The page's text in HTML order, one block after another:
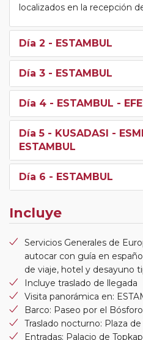
localizados en la recepción
Día 2 - ESTAMBUL
Día 3 - ESTAMBUL
Día 4 - ESTAMBUL -
Día 5 - KUSADASI -
ESTAMBUL
Día 6 - ESTAMBUL
Incluye
Servicios Generales de
autocar con guía en
de viaje, hotel y desayuno
Incluye traslado de llegada
Visita panorámica en:
Barco: Paseo por el
Traslado nocturno: Plaza
Entradas: Palacio de